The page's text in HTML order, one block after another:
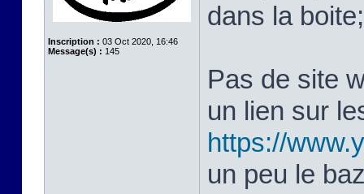
Inscription : 03 Oct 2020, 16:46
Message(s) : 145
dans la
Pas de site
un lien sur
https://
un peu le